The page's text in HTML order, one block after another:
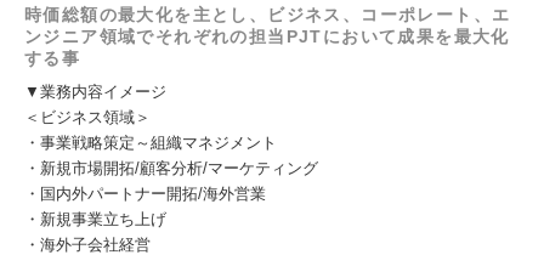
時価総額の最大化を主とし、ビジネス、コーポレート、エ
ンジニア領域でそれぞれの担当PJTにおいて成果を最大化
する事
▼業務内容イメージ
＜ビジネス領域＞
・事業戦略策定～組織マネジメント
・新規市場開拓/顧客分析/マーケティング
・国内外パートナー開拓/海外営業
・新規事業立ち上げ
・海外子会社経営